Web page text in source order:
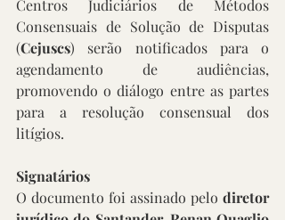
Centros Judiciários de Métodos
Consensuais de Solução de Disputas
(Cejuscs) serão notificados para o
agendamento de audiências,
promovendo o diálogo entre as partes
para a resolução consensual dos
litígios.
Signatários
O documento foi assinado pelo diretor